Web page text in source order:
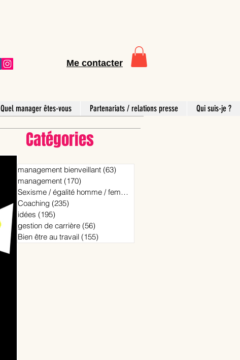
Me contacter
Quel manager êtes-vous Partenariats / relations presse Qui suis-je ?
Catégories
management bienveillant (63)
management (170)
Sexisme / égalité homme / femme
Coaching (235)
idées (195)
gestion de carrière (56)
Bien être au travail (155)